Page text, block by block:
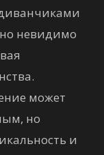
невидимо
может
но
и